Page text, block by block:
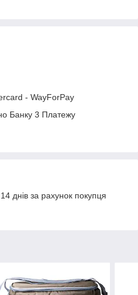
- WayForPay
Банку 3 Платежу
днів за рахунок покупця